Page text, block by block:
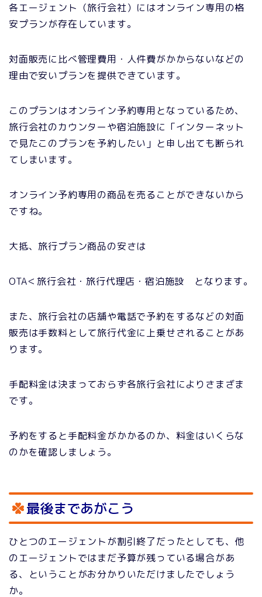
各エージェント（旅行会社）にはオンライン専用の格
安プランが存在しています。
対面販売に比べ管理費用・人件費がかからないなどの
理由で安いプランを提供できています。
このプランはオンライン予約専用となっているため、
旅行会社のカウンターや宿泊施設に「インターネット
で見たこのプランを予約したい」と申し出ても断られ
てしまいます。
オンライン予約専用の商品を売ることができないから
ですね。
大抵、旅行プラン商品の安さは
OTA＜旅行会社・旅行代理店・宿泊施設 となります。
また、旅行会社の店舗や電話で予約をするなどの対面
販売は手数料として旅行代金に上乗せされることがあ
ります。
手配料金は決まっておらず各旅行会社によりさまざま
です。
予約をすると手配料金がかかるのか、料金はいくらな
のかを確認しましょう。
最後まであがこう
ひとつのエージェントが割引終了だったとしても、他
のエージェントではまだ予算が残っている場合があ
る、ということがお分かりいただけましたでしょう
か。